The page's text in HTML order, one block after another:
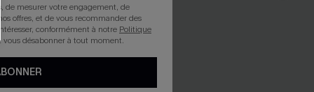
de mesurer votre engagement, de
offres, et de vous recommander des
conformément à notre Politique
vous désabonner à tout moment.